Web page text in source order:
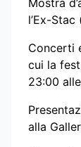
Mostra
l’Ex-Stac
Concerti
cui la
23:00
alla